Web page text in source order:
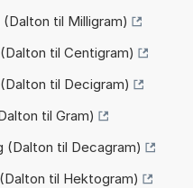
til Milligram)
til Centigram)
til Decigram)
til Gram)
(Dalton til Decagram)
til Hektogram)